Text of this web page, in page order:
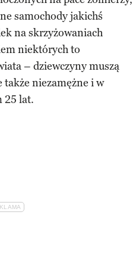
samochody jakichś
na skrzyżowaniach
niektórych to
– dziewczyny muszą
niezamężne i w
25 lat.